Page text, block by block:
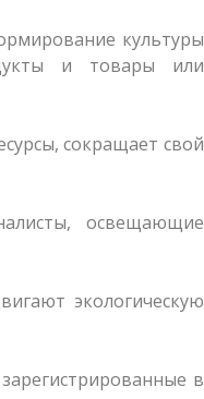
культуры
и товары или
сокращает свой
освещающие
экологическую
в